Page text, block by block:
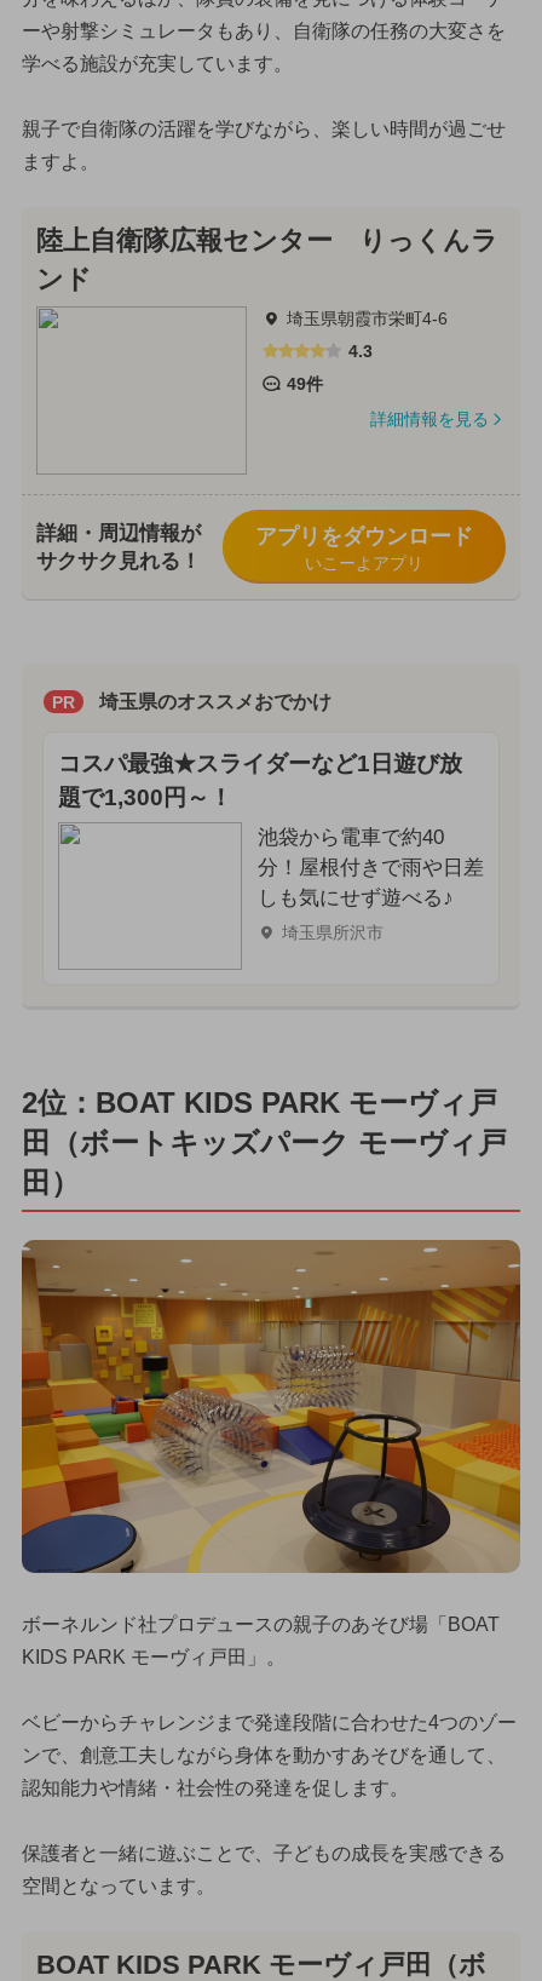
ーや射撃シミュレータもあり、自衛隊の任務の大変さを
学べる施設が充実しています。
親子で自衛隊の活躍を学びながら、楽しい時間が過ごせ
ますよ。
陸上自衛隊広報センター りっくんラ
ンド
埼玉県朝霞市栄町4-6
4.3
49件
詳細情報を見る
詳細・周辺情報が
サクサク見れる！
アプリをダウンロード
いこーよアプリ
PR 埼玉県のオススメおでかけ
コスパ最強★スライダーなど1日遊び放
題で1,300円～！
池袋から電車で約40
分！屋根付きで雨や日差
しも気にせず遊べる♪
埼玉県所沢市
2位：BOAT KIDS PARK モーヴィ戸
田（ボートキッズパーク モーヴィ戸
田）
ボーネルンド社プロデュースの親子のあそび場「BOAT
KIDS PARK モーヴィ戸田」。
ベビーからチャレンジまで発達段階に合わせた4つのゾー
ンで、創意工夫しながら身体を動かすあそびを通して、
認知能力や情緒・社会性の発達を促します。
保護者と一緒に遊ぶことで、子どもの成長を実感できる
空間となっています。
BOAT KIDS PARK モーヴィ戸田（ボ